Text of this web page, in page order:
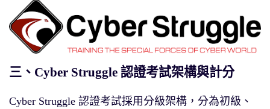
三、Cyber Struggle 認證考試架構與計分
Cyber Struggle 認證考試採用分級架構，分為初級、